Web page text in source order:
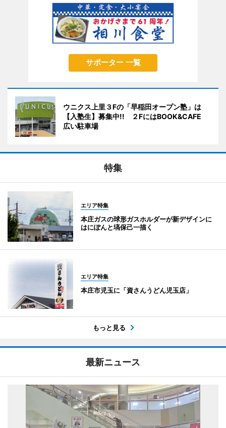
サポーター 一覧
ウニクス上里３Fの「早稲田オープン塾」は
【入塾生】募集中!! ２FにはBOOK&CAFE
広い駐車場
特集
エリア特集
本庄ガスの球形ガスホルダーが新デザインに
はにぽんと塙保己一描く
エリア特集
本庄市児玉に「資さんうどん児玉店」
もっと見る
最新ニュース